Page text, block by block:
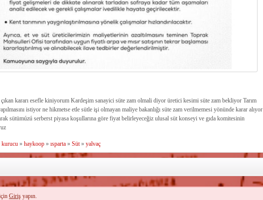
kararı esefle kiniyorum Kardeşim sanayici süte zam olmali diyor üretici kesimi süte zam bekliyor Tarım
istiyor ne hikmetse etle sütle işi olmayan maliye bakanlığı süte zam verilmemesi yönünde karar alıyor
sütümúzú serberst piyasa koşullarına göre fiyat belirleyeceğiz ulusal süt konseyi ve gıda komitesinin
kurucu» haykoop» ısparta» Süt» yalvaç
Giriş yapın.